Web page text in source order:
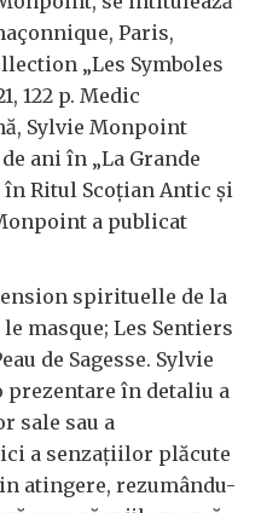
Paris,
„Les Symboles
122 p. Medic
Sylvie Monpoint
ani în „La Grande
în Ritul Scoțian Antic și
a publicat
spirituelle de la
masque; Les Sentiers
de Sagesse. Sylvie
în detaliu a
sale sau a
a senzațiilor plăcute
atingere, rezumându-